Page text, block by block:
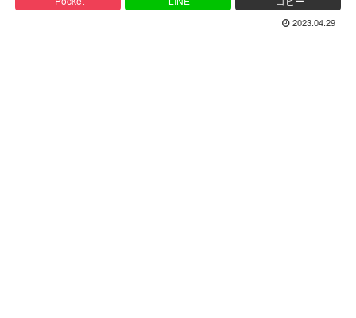
2023.04.29